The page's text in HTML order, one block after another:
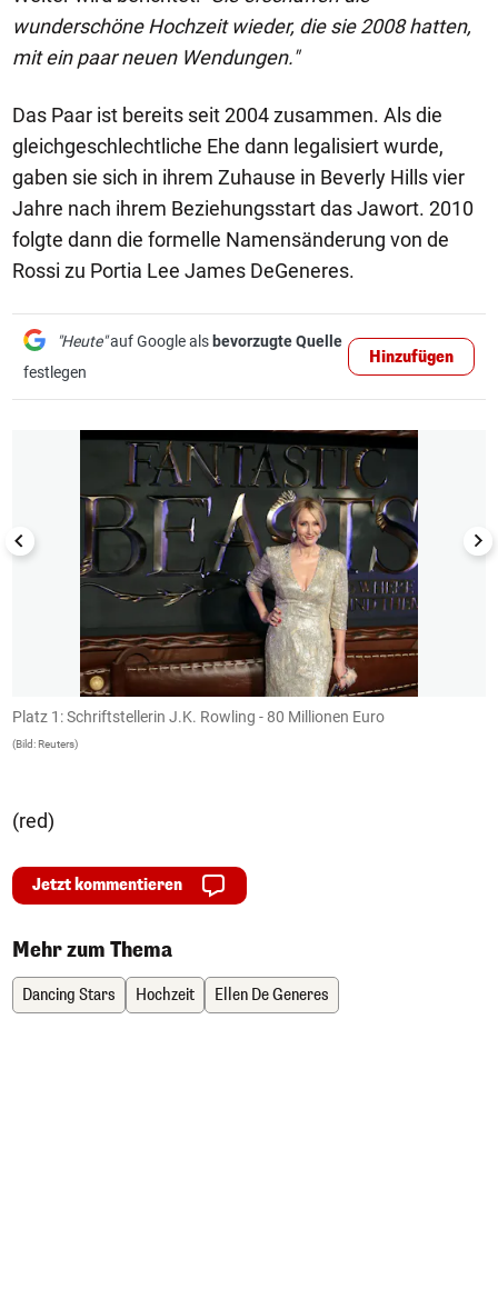
wunderschöne Hochzeit wieder, die sie 2008 hatten,
mit ein paar neuen Wendungen."
Das Paar ist bereits seit 2004 zusammen. Als die
gleichgeschlechtliche Ehe dann legalisiert wurde,
gaben sie sich in ihrem Zuhause in Beverly Hills vier
Jahre nach ihrem Beziehungsstart das Jawort. 2010
folgte dann die formelle Namensänderung von de
Rossi zu Portia Lee James DeGeneres.
"Heute"auf Google als bevorzugte Quelle
festlegen
Hinzufügen
1/20
Platz 1: Schriftstellerin J.K. Rowling - 80 Millionen Euro
(Bild: Reuters)
(red)
Jetzt kommentieren
Mehr zum Thema
Dancing Stars Hochzeit Ellen De Generes